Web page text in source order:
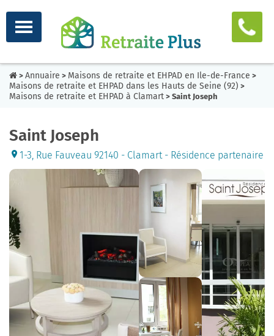
> Annuaire > Maisons de retraite et EHPAD en Ile-de-France >
Maisons de retraite et EHPAD dans les Hauts de Seine (92) >
Maisons de retraite et EHPAD à Clamart > Saint Joseph
Saint Joseph
1-3, Rue Fauveau 92140 - Clamart - Résidence partenaire